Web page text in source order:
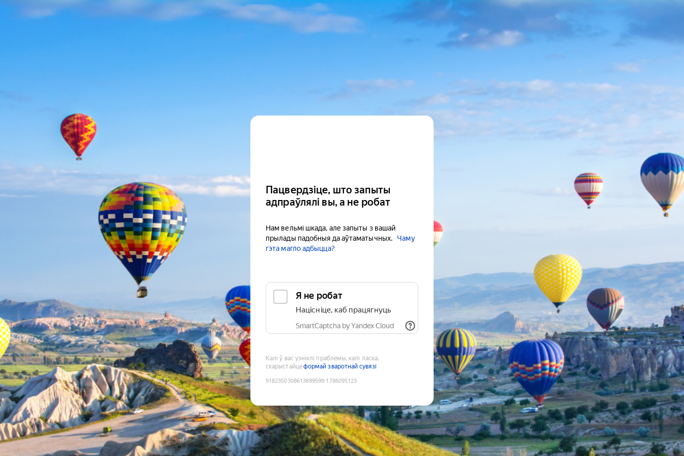
Пацвердзіце, што запыты
адпраўлялі вы, а не робат
Нам вельмі шкада, але запыты з вашай
прылады падобныя да аўтаматычных.
Чаму
гэта магло адбыцца?
Я не робат
Націсніце, каб працягнуць
SmartCaptcha by Yandex Cloud
Калі ў вас узніклі праблемы, калі ласка,
скарыстайцеформай зваротнай сувязі
9182350308613699599:1786095123